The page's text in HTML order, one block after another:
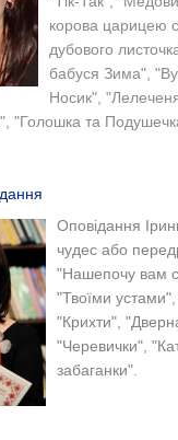
корова царицею
дубового
бабуся Зима",
Носик",
"Голошка та
Оповідання
чудес або
"Нашепочу вам
"Твоїми
"Крихти",
"Черевички",
забаганки".